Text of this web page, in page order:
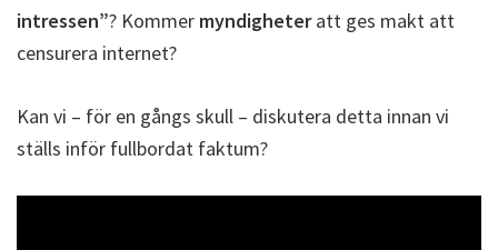
intressen”? Kommer myndigheteratt ges makt att
censurera internet?
Kan vi – för en gångs skull – diskutera detta innan vi
ställs inför fullbordat faktum?